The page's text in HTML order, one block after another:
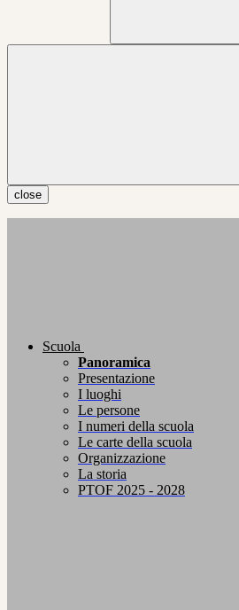
close
Scuola
Panoramica
Presentazione
I luoghi
Le persone
I numeri della scuola
Le carte della scuola
Organizzazione
La storia
PTOF 2025 - 2028